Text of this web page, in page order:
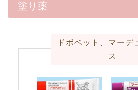
塗り薬
ドボベット、マーデ
ス